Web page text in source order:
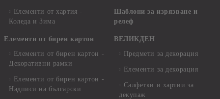
Елементи от хартия -
Коледа и Зима
Елементи от бирен картон
Елементи от бирен картон -
Декоративни рамки
Елементи от бирен картон -
Надписи на български
Шаблони за изрязване и
релеф
ВЕЛИКДЕН
Предмети за декорация
Елементи за декорация
Салфетки и хартии за
декупаж